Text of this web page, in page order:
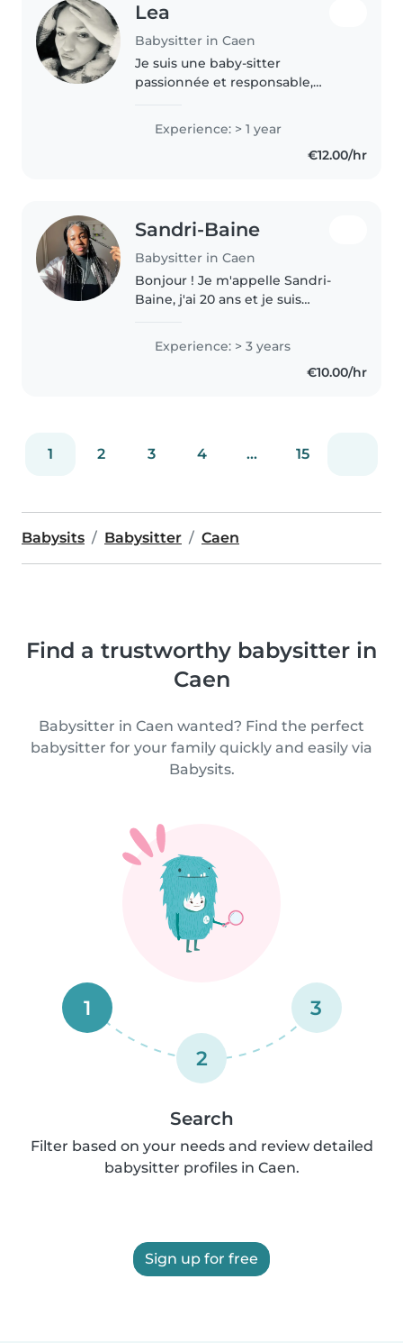
Lea
Babysitter in Caen
Je suis une baby-sitter
passionnée et responsable,
les enfants. J'adore les activités
manuelles, la musique et les jeux
! Je peux également vous aider..
Experience: > 1 year
€12.00/hr
Sandri-Baine
Babysitter in Caen
Bonjour ! Je m'appelle Sandri-
Baine, j'ai 20 ans et je suis
de m'occuper des enfants,
notamment de mes sœurs ainsi
que des enfants de ma famille,..
Experience: > 3 years
€10.00/hr
1 2 3 4 ... 15
Babysits Babysitter Caen
Find a trustworthy babysitter in
Caen
Babysitter in Caen wanted? Find the perfect
babysitter for your family quickly and easily via
Babysits.
1
2
3
Search
Filter based on your needs and review detailed
babysitter profiles in Caen.
Sign up for free